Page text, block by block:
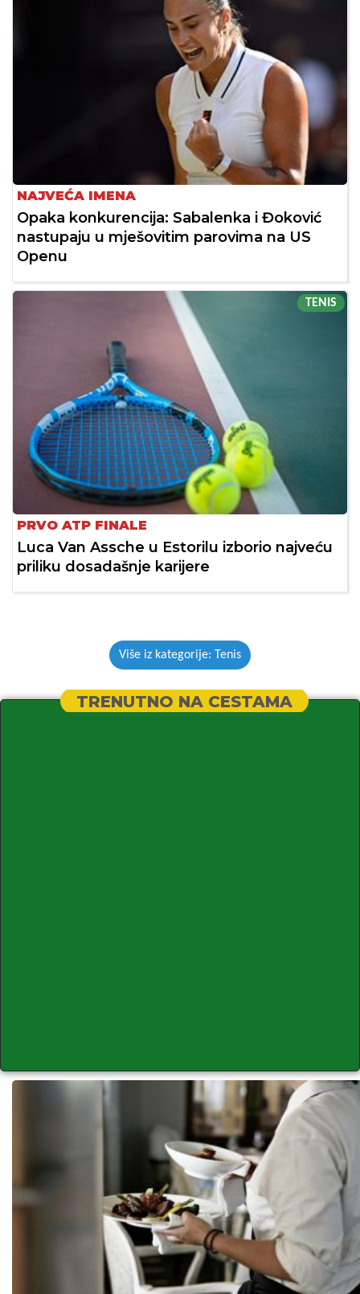
NAJVEĆA IMENA
Opaka konkurencija: Sabalenka i Đoković
nastupaju u mješovitim parovima na US
Openu
TENIS
PRVO ATP FINALE
Luca Van Assche u Estorilu izborio najveću
priliku dosadašnje karijere
Više iz kategorije: Tenis
TRENUTNO NA CESTAMA